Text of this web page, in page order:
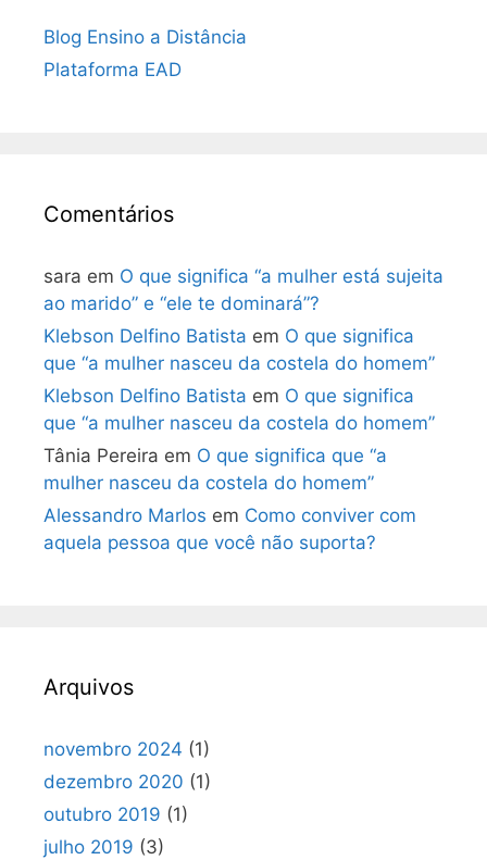
Blog Ensino a Distância
Plataforma EAD
Comentários
sara em O que significa “a mulher está sujeita
ao marido” e “ele te dominará”?
Klebson Delfino Batista em O que significa
que “a mulher nasceu da costela do homem”
Klebson Delfino Batista em O que significa
que “a mulher nasceu da costela do homem”
Tânia Pereira em O que significa que “a
mulher nasceu da costela do homem”
Alessandro Marlos em Como conviver com
aquela pessoa que você não suporta?
Arquivos
novembro 2024 (1)
dezembro 2020 (1)
outubro 2019 (1)
julho 2019 (3)